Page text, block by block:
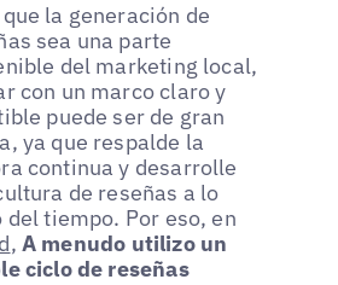
la generación de
sea una parte
del marketing local,
con un marco claro y
puede ser de gran
ya que respalde la
continua y desarrolle
de reseñas a lo
del tiempo. Por eso, en
, A menudo utilizo un
ciclo de reseñas